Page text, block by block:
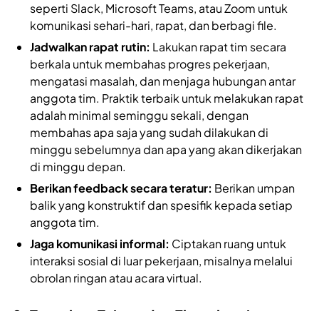
seperti Slack, Microsoft Teams, atau Zoom untuk
komunikasi sehari-hari, rapat, dan berbagi file.
Jadwalkan rapat rutin: Lakukan rapat tim secara
berkala untuk membahas progres pekerjaan,
mengatasi masalah, dan menjaga hubungan antar
anggota tim. Praktik terbaik untuk melakukan rapat
adalah minimal seminggu sekali, dengan
membahas apa saja yang sudah dilakukan di
minggu sebelumnya dan apa yang akan dikerjakan
di minggu depan.
Berikan feedback secara teratur: Berikan umpan
balik yang konstruktif dan spesifik kepada setiap
anggota tim.
Jaga komunikasi informal: Ciptakan ruang untuk
interaksi sosial di luar pekerjaan, misalnya melalui
obrolan ringan atau acara virtual.